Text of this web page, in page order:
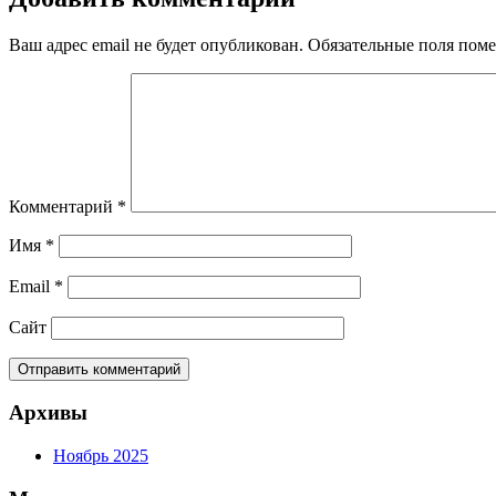
записям
Ваш адрес email не будет опубликован. Обязательные поля
Комментарий *
Имя *
Email *
Сайт
Архивы
Ноябрь 2025